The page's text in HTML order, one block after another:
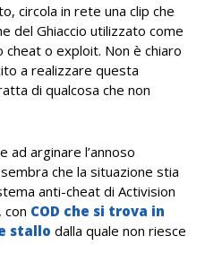
circola in rete una clip che
del Ghiaccio utilizzato come
o exploit. Non è chiaro
a realizzare questa
di qualcosa che non
ad arginare l’annoso
che la situazione stia
anti-cheat di Activision
con COD che si trova in
stallo dalla quale non riesce